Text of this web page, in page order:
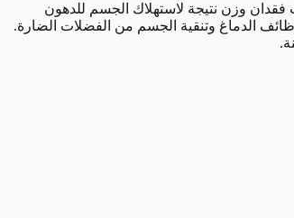
وزن نتيجة لاستهلاك الجسم للدهون
الدماغ وتنقية الجسم من الفضلات الضارة.